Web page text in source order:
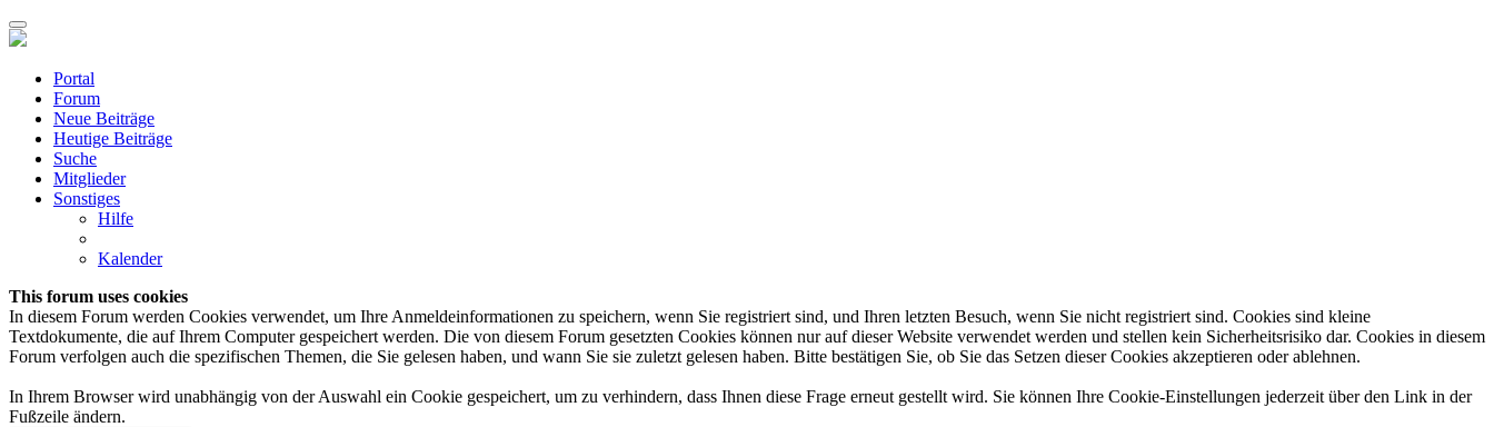
Portal
Forum
Neue Beiträge
Heutige Beiträge
Suche
Mitglieder
Sonstiges
Hilfe
Kalender
This forum uses cookies
In diesem Forum werden Cookies verwendet, um Ihre Anmeldeinformationen zu speichern, wenn Sie registriert sind, und Ihren letzten Besuch, wenn Sie nicht registriert sind. Cookies sind kleine
Textdokumente, die auf Ihrem Computer gespeichert werden. Die von diesem Forum gesetzten Cookies können nur auf dieser Website verwendet werden und stellen kein Sicherheitsrisiko dar. Cookies in diesem
Forum verfolgen auch die spezifischen Themen, die Sie gelesen haben, und wann Sie sie zuletzt gelesen haben. Bitte bestätigen Sie, ob Sie das Setzen dieser Cookies akzeptieren oder ablehnen.
In Ihrem Browser wird unabhängig von der Auswahl ein Cookie gespeichert, um zu verhindern, dass Ihnen diese Frage erneut gestellt wird. Sie können Ihre Cookie-Einstellungen jederzeit über den Link in der
Fußzeile ändern.